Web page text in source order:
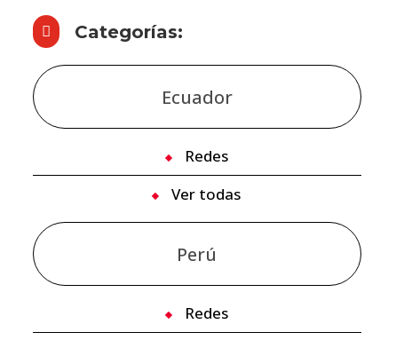
 Categorías:
Ecuador
Redes
Ver todas
Perú
Redes